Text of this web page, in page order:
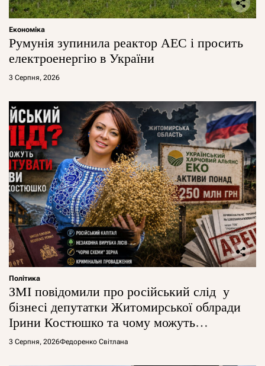
Економіка
Румунія зупинила реактор АЕС і просить
електроенергію в України
3 Серпня, 2026
Політика
ЗМІ повідомили про російський слід у
бізнесі депутатки Житомирської облради
Ірини Костюшко та чому можуть
арештувати її активи
3 Серпня, 2026Федоренко Світлана